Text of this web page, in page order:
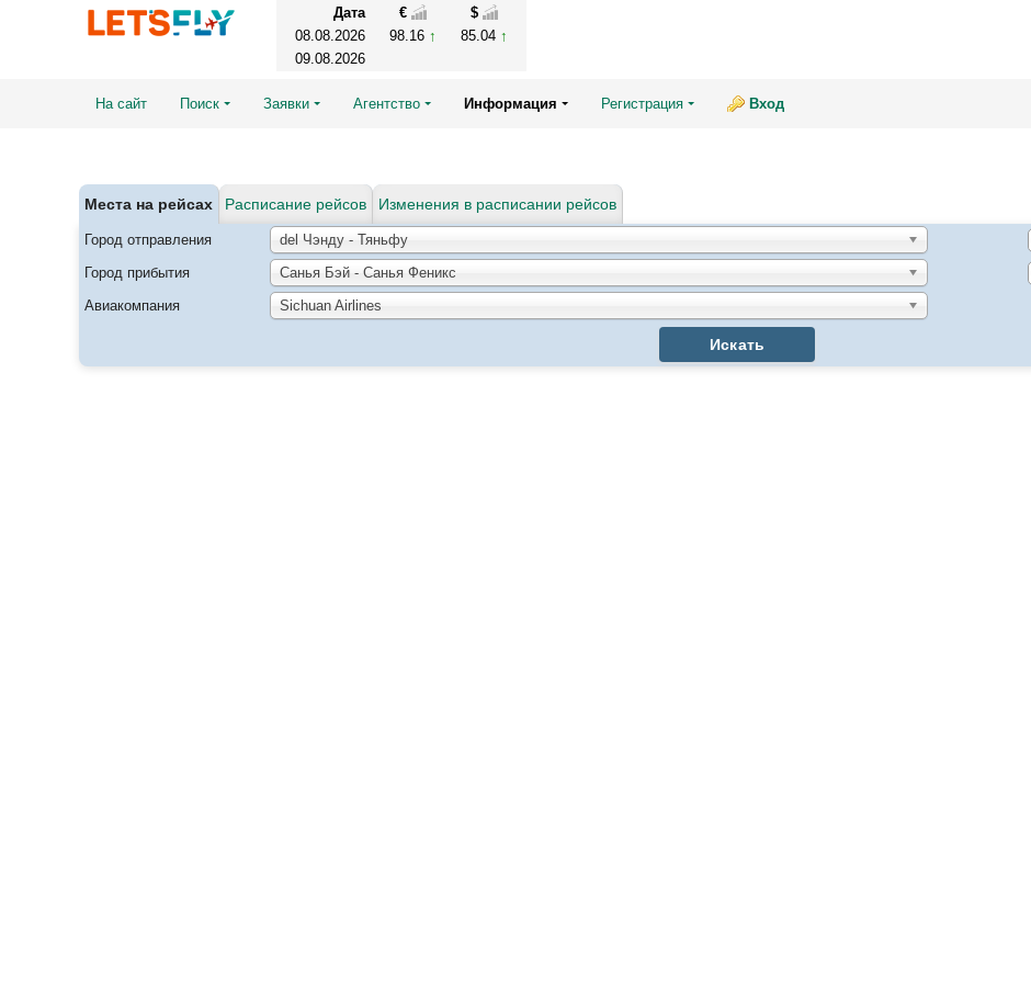
Дата €
$
08.08.2026
98.16
85.04
09.08.2026
На сайт Поиск Заявки Агентство Информация Регистрация Вход
Места на рейсах Расписание рейсов Изменения в расписании рейсов
Город отправления del Чэнду - Тяньфу
Город прибытия Санья Бэй - Санья Феникс
Авиакомпания Sichuan Airlines
Искать